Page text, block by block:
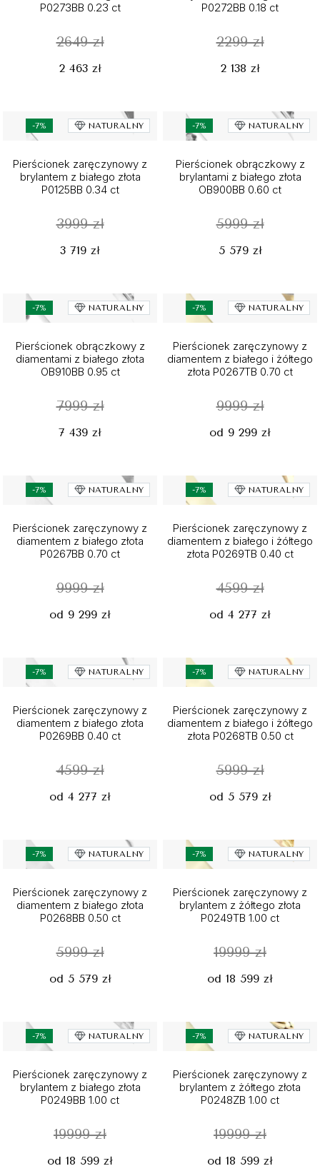
P0273BB 0.23 ct
2649 zł
2 463 zł
P0272BB 0.18 ct
2299 zł
2 138 zł
-7% NATURALNY
Pierścionek zaręczynowy z
brylantem z białego złota
P0125BB 0.34 ct
3999 zł
3 719 zł
-7% NATURALNY
Pierścionek obrączkowy z
brylantami z białego złota
OB900BB 0.60 ct
5999 zł
5 579 zł
-7% NATURALNY
Pierścionek obrączkowy z
diamentami z białego złota
OB910BB 0.95 ct
7999 zł
7 439 zł
-7% NATURALNY
Pierścionek zaręczynowy z
diamentem z białego i żółtego
złota P0267TB 0.70 ct
9999 zł
od 9 299 zł
-7% NATURALNY
Pierścionek zaręczynowy z
diamentem z białego złota
P0267BB 0.70 ct
9999 zł
od 9 299 zł
-7% NATURALNY
Pierścionek zaręczynowy z
diamentem z białego i żółtego
złota P0269TB 0.40 ct
4599 zł
od 4 277 zł
-7% NATURALNY
Pierścionek zaręczynowy z
diamentem z białego złota
P0269BB 0.40 ct
4599 zł
od 4 277 zł
-7% NATURALNY
Pierścionek zaręczynowy z
diamentem z białego i żółtego
złota P0268TB 0.50 ct
5999 zł
od 5 579 zł
-7% NATURALNY
Pierścionek zaręczynowy z
diamentem z białego złota
P0268BB 0.50 ct
5999 zł
od 5 579 zł
-7% NATURALNY
Pierścionek zaręczynowy z
brylantem z żółtego złota
P0249TB 1.00 ct
19999 zł
od 18 599 zł
-7% NATURALNY
Pierścionek zaręczynowy z
brylantem z białego złota
P0249BB 1.00 ct
19999 zł
od 18 599 zł
-7% NATURALNY
Pierścionek zaręczynowy z
brylantem z żółtego złota
P0248ZB 1.00 ct
19999 zł
od 18 599 zł